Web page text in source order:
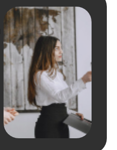
Дата:
2024-04-29
Магистерскую
диссертацию по
философии
на твердую 5.
Грамотно
структуру, список
литературы,
приложения,
поставили ссылки
все
литературные